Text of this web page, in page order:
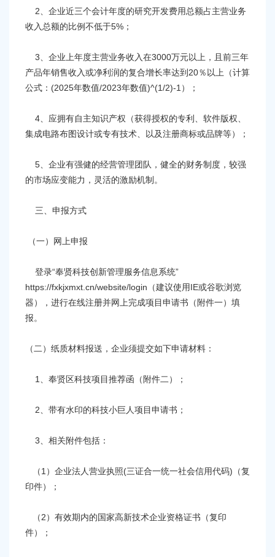
2、企业近三个会计年度的研究开发费用总额占主营业务
收入总额的比例不低于5%；
3、企业上年度主营业务收入在3000万元以上，且前三年
产品年销售收入或净利润的复合增长率达到20％以上（计算
公式：(2025年数值/2023年数值)^(1/2)-1）；
4、应拥有自主知识产权（获得授权的专利、软件版权、
集成电路布图设计或专有技术、以及注册商标或品牌等）；
5、企业有强健的经营管理团队，健全的财务制度，较强
的市场应变能力，灵活的激励机制。
三、申报方式
（一）网上申报
登录“奉贤科技创新管理服务信息系统”
https://fxkjxmxt.cn/website/login（建议使用IE或谷歌浏览
器），进行在线注册并网上完成项目申请书（附件一）填
报。
（二）纸质材料报送，企业须提交如下申请材料：
1、奉贤区科技项目推荐函（附件二）；
2、带有水印的科技小巨人项目申请书；
3、相关附件包括：
（1）企业法人营业执照(三证合一统一社会信用代码)（复
印件）；
（2）有效期内的国家高新技术企业资格证书（复印
件）；